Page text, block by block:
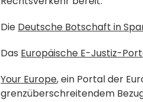
Die Deutsche Botschaft in
Das Europäische E-Justiz-
Your Europe, ein Portal der
grenzüberschreitendem